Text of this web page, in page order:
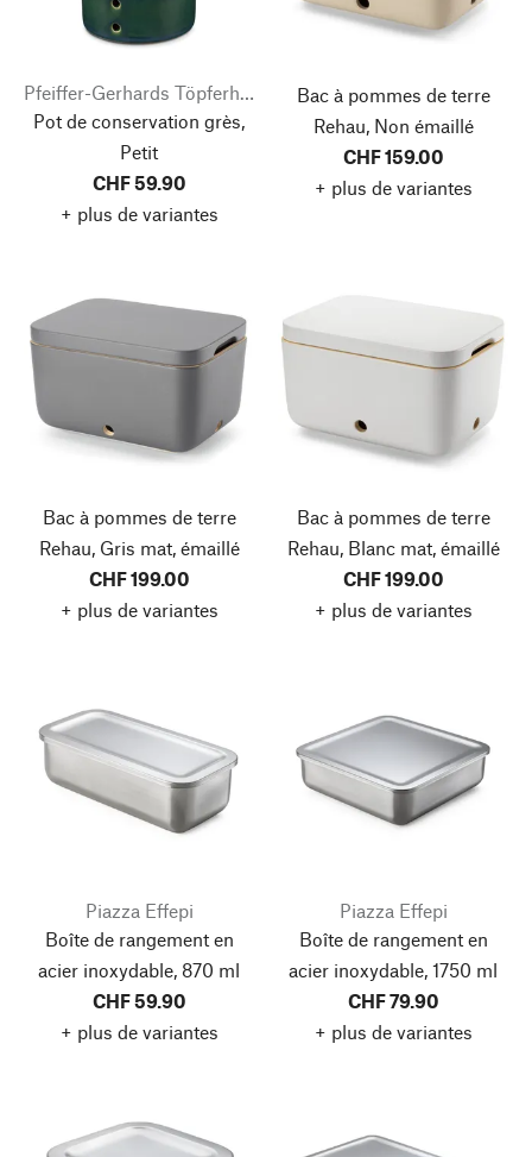
Pfeiffer-Gerhards Töpferhof
Pot de conservation grès,
Petit
CHF 59.90
+ plus de variantes
Bac à pommes de terre
Rehau, Non émaillé
CHF 159.00
+ plus de variantes
Bac à pommes de terre
Rehau, Gris mat, émaillé
CHF 199.00
+ plus de variantes
Bac à pommes de terre
Rehau, Blanc mat, émaillé
CHF 199.00
+ plus de variantes
Piazza Effepi
Boîte de rangement en
acier inoxydable, 870 ml
CHF 59.90
+ plus de variantes
Piazza Effepi
Boîte de rangement en
acier inoxydable, 1750 ml
CHF 79.90
+ plus de variantes